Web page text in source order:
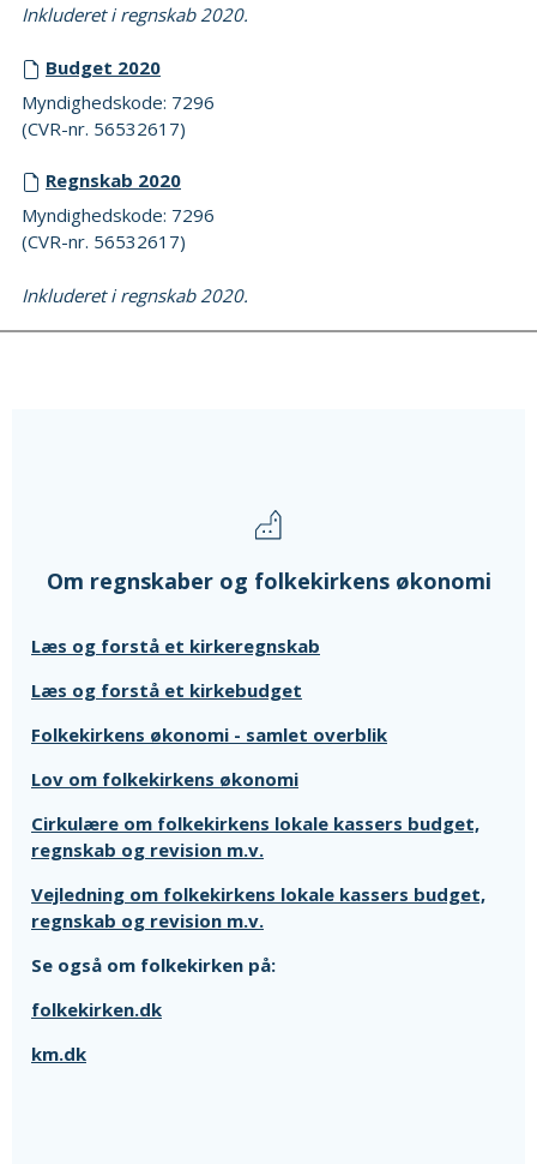
Inkluderet i regnskab 2020.
Budget 2020
Myndighedskode: 7296
(CVR-nr. 56532617)
Regnskab 2020
Myndighedskode: 7296
(CVR-nr. 56532617)
Inkluderet i regnskab 2020.
Om regnskaber og folkekirkens økonomi
Læs og forstå et kirkeregnskab
Læs og forstå et kirkebudget
Folkekirkens økonomi - samlet overblik
Lov om folkekirkens økonomi
Cirkulære om folkekirkens lokale kassers budget,
regnskab og revision m.v.
Vejledning om folkekirkens lokale kassers budget,
regnskab og revision m.v.
Se også om folkekirken på:
folkekirken.dk
km.dk